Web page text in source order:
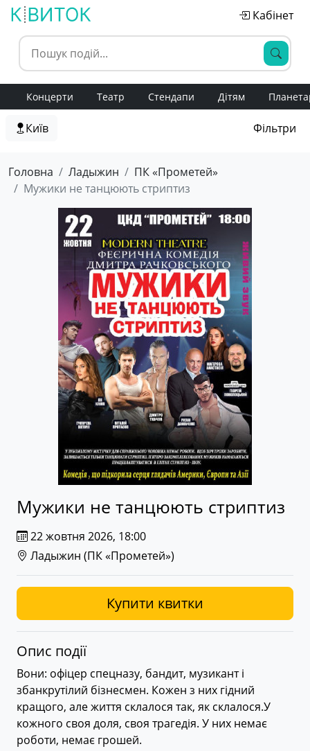
Кабінет
Концерти Театр Стендапи Дітям
Київ Фільтри
Головна Ладыжин
ПК «Прометей»
Мужики не танцюють стриптиз
Мужики не танцюють стриптиз
22 жовтня 2026, 18:00
Ладыжин (ПК «Прометей»)
Купити квитки
Опис події
Вони: офіцер спецназу, бандит, музикант і
збанкрутілий бізнесмен. Кожен з них гідний
кращого, але життя склалося так, як склалося.У
кожного своя доля, своя трагедія. У них немає
роботи, немає грошей.